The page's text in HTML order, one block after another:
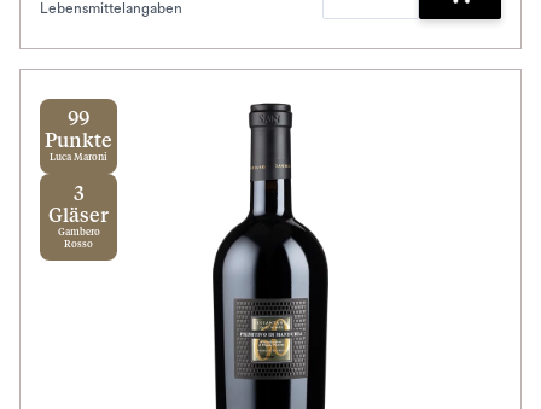
Lebensmittelangaben
Zum
99
Punkte
Luca Maroni
3
Gläser
Gambero
Rosso